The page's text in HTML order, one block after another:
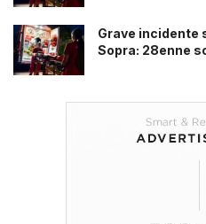
Grave incidente
Sopra: 28enne